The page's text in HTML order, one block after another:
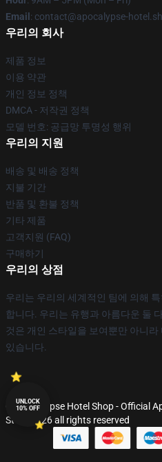
Email : contact@apocalypse-
우리의 회사
제품 정보
이용 약관
개인 정보 정책
DMCA - 저작권 정책
모델 번호: 공급망 투명성 행위
우리의 지원
배송 및 배송 정책
지불 기간
반품 및 환불 정책
기타 제품
고객지원 (FAQ)
구매하기
우리의 상점
우리는 우리의 세계적인 팀에 의해
합니다. 우리는 유행과 아름다운 둘
것은 개인 스타일을 보여뿐만 아니
있습니다.
© Apocalypse Hotel Shop - Official
Store 2026 all rights reserved
UNLOCK
10% OFF